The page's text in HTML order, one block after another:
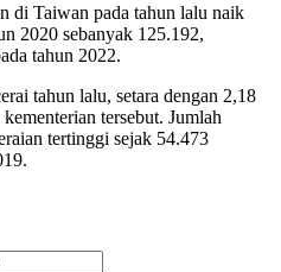
di Taiwan pada tahun lalu naik
2020 sebanyak 125.192,
tahun 2022.
tahun lalu, setara dengan 2,18
tersebut. Jumlah
tertinggi sejak 54.473